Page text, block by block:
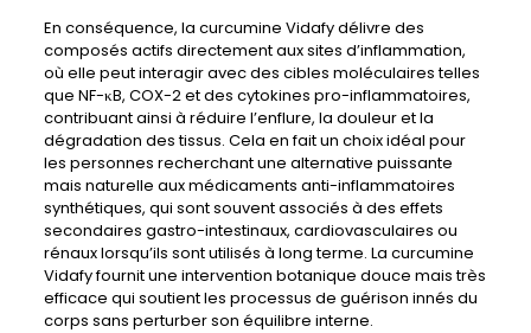
En conséquence, la curcumine Vidafy délivre des
composés actifs directement aux sites d’inflammation,
où elle peut interagir avec des cibles moléculaires telles
que NF-κB, COX-2 et des cytokines pro-inflammatoires,
contribuant ainsi à réduire l’enflure, la douleur et la
dégradation des tissus. Cela en fait un choix idéal pour
les personnes recherchant une alternative puissante
mais naturelle aux médicaments anti-inflammatoires
synthétiques, qui sont souvent associés à des effets
secondaires gastro-intestinaux, cardiovasculaires ou
rénaux lorsqu’ils sont utilisés à long terme. La curcumine
Vidafy fournit une intervention botanique douce mais très
efficace qui soutient les processus de guérison innés du
corps sans perturber son équilibre interne.